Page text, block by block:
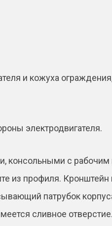
и кожуха
электродвигателя.
с рабочим
из профиля. Кронштейн
патрубок
сливное отверстие.